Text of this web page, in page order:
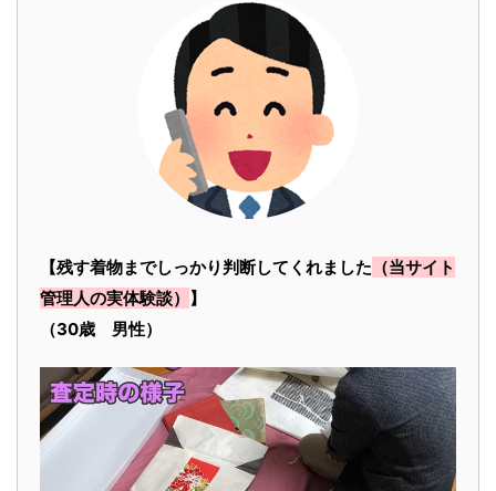
【残す着物までしっかり判断してくれました （当サイト
管理人の実体験談） 】
（30歳 男性）